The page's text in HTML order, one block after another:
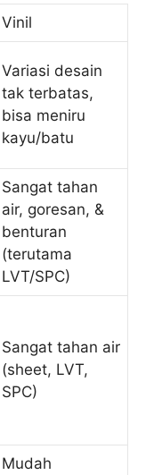
Vinil
Variasi desain
tak terbatas,
bisa meniru
kayu/batu
Sangat tahan
air, goresan, &
benturan
(terutama
LVT/SPC)
Sangat tahan air
(sheet, LVT,
SPC)
Mudah